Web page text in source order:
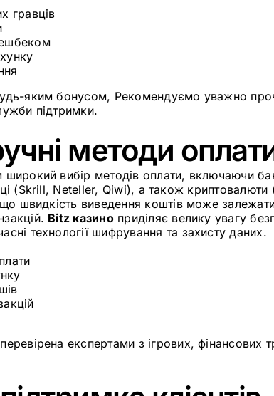
гравців
яким бонусом, Рекомендуємо уважно
підтримки.
методи
вибір методів оплати, включаючи
(Skrill, Neteller, Qiwi), а також криптовалюти
швидкість виведення коштів може
Bitz казиноприділяє велику увагу
технології шифрування та захисту даних.
експертами з ігрових, фінансових